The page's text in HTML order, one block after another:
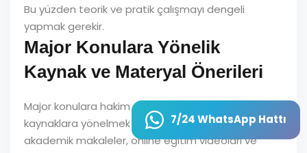
7/24 WhatsApp Hattı
Bu yüzden teorik ve pratik çalışmayı dengeli
yapmak gerekir.
Major Konulara Yönelik
Kaynak ve Materyal Önerileri
Major konulara hakim olmak için güvenilir
kaynaklara yönelmek önemlidir. Ders kitapları,
akademik makaleler, online eğitim videoları ve